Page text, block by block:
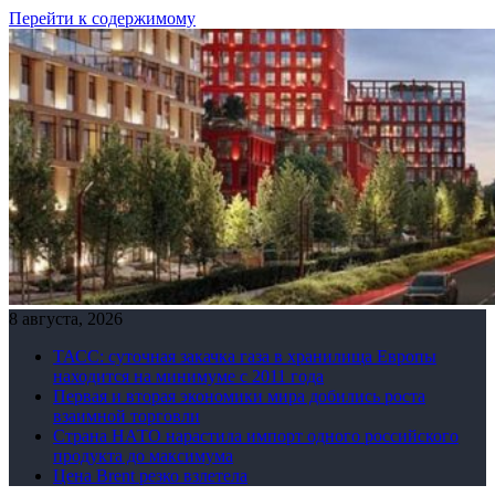
Перейти к содержимому
8 августа, 2026
ТАСС: суточная закачка газа в хранилища Европы
находится на минимуме с 2011 года
Первая и вторая экономики мира добились роста
взаимной торговли
Страна НАТО нарастила импорт одного российского
продукта до максимума
Цена Brent резко взлетела